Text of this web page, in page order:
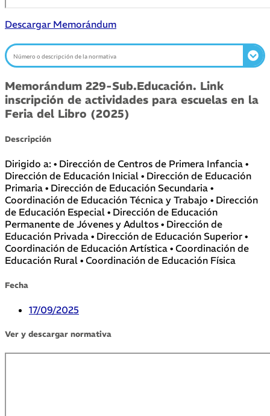
Descargar Memorándum
Memorándum 229-Sub.Educación. Link
inscripción de actividades para escuelas en la
Feria del Libro (2025)
Descripción
Dirigido a: • Dirección de Centros de Primera Infancia •
Dirección de Educación Inicial • Dirección de Educación
Primaria • Dirección de Educación Secundaria •
Coordinación de Educación Técnica y Trabajo • Dirección
de Educación Especial • Dirección de Educación
Permanente de Jóvenes y Adultos • Dirección de
Educación Privada • Dirección de Educación Superior •
Coordinación de Educación Artística • Coordinación de
Educación Rural • Coordinación de Educación Física
Fecha
17/09/2025
Ver y descargar normativa